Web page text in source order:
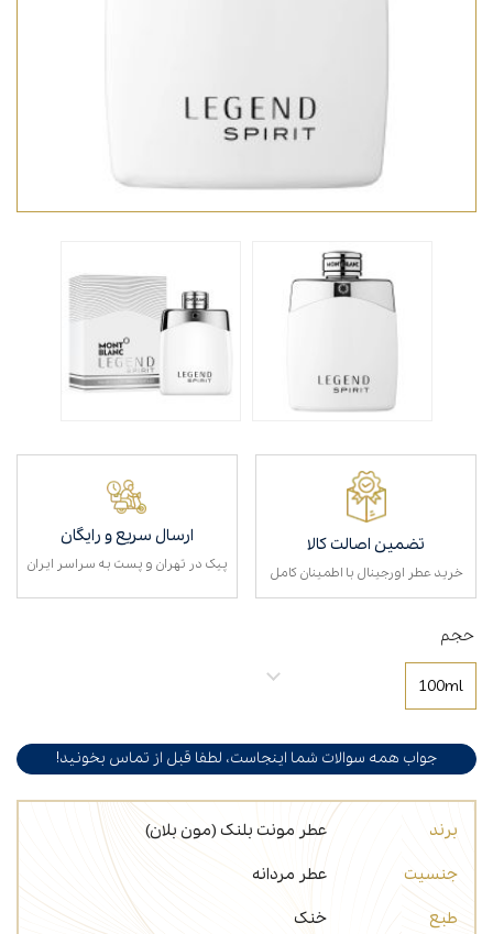
تضمین اصالت کالا
خرید عطر اورجینال با اطمینان کامل
ارسال سریع و رایگان
پیک در تهران و پست به سراسر ایران
حجم
100ml
جواب همه سوالات شما اینجاست، لطفا قبل از تماس بخونید!
برند
عطر مونت بلنک (مون بلان)
جنسیت
عطر مردانه
طبع
خنک